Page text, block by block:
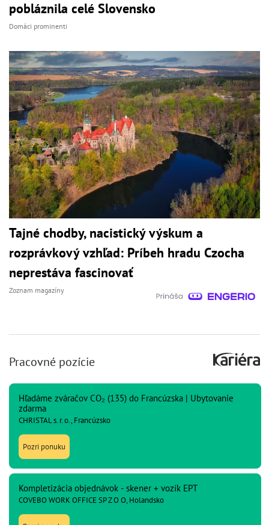
pobláznila celé Slovensko
Domáci prominenti
Tajné chodby, nacistický výskum a
rozprávkový vzhľad: Príbeh hradu Czocha
neprestáva fascinovať
Zoznam magazíny
Pracovné pozície
Hľadáme zváračov CO₂ (135) do Francúzska | Ubytovanie
zdarma
CHRISTAL s. r. o., Francúzsko
Pozri ponuku
Kompletizácia objednávok - skener + vozík EPT
COVEBO WORK OFFICE SP Z O O, Holandsko